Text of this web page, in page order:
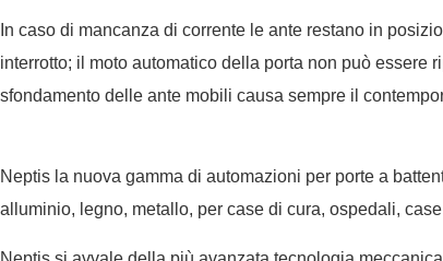
In caso di mancanza di corrente le ante restano in
interrotto; il moto automatico della porta non può
sfondamento delle ante mobili causa sempre il
Neptis la nuova gamma di automazioni per porte a
alluminio, legno, metallo, per case di cura, ospedali,